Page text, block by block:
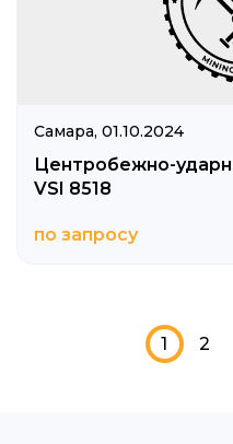
Самара, 01.10.2024
Центробежно-
VSI 8518
по запросу
1 2